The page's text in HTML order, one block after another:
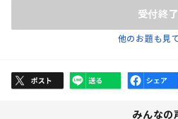
受付終了
他のお題も見
みんなの